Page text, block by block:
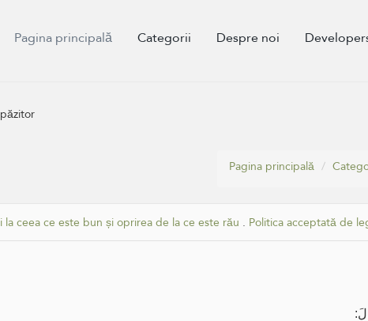
Pagina principală Categorii Despre noi
Pagina principală
la ceea ce este bun și oprirea de la ce este rău . Politica acceptată de